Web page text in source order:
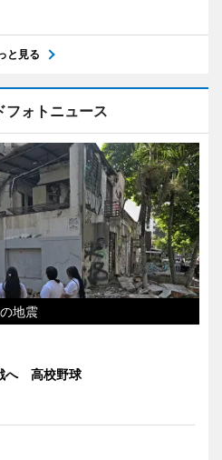
と見る
フォトニュース
地震
へ 高校野球